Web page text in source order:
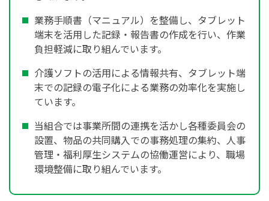
業務手順書（マニュアル）を整備し、タブレット
端末を活用した記録・報告書の作成を行い、作業
負担軽減に取り組んでいます。
介護ソフトの活用による情報共有、タブレット端
末での記録の電子化による業務の効率化を実施し
ています。
当組合では事業所間の連携を活かし各種委員会の
設置、物品の共同購入での事務処理の集約、人事
管理・福利厚生システムの協働運営により、職場
環境整備に取り組んでいます。